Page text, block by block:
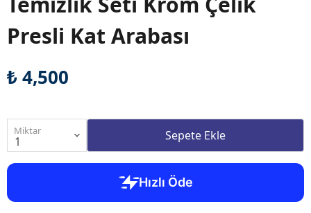
Presli Kat Arabası
₺ 4,500
Miktar Sepete Ekle